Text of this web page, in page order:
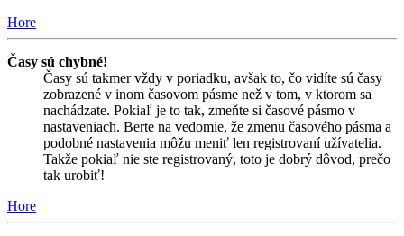
Hore
Časy sú chybné!
Časy sú takmer vždy v poriadku, avšak to, čo vidíte sú časy
zobrazené v inom časovom pásme než v tom, v ktorom sa
nachádzate. Pokiaľ je to tak, zmeňte si časové pásmo v
nastaveniach. Berte na vedomie, že zmenu časového pásma a
podobné nastavenia môžu meniť len registrovaní užívatelia.
Takže pokiaľ nie ste registrovaný, toto je dobrý dôvod, prečo
tak urobiť!
Hore